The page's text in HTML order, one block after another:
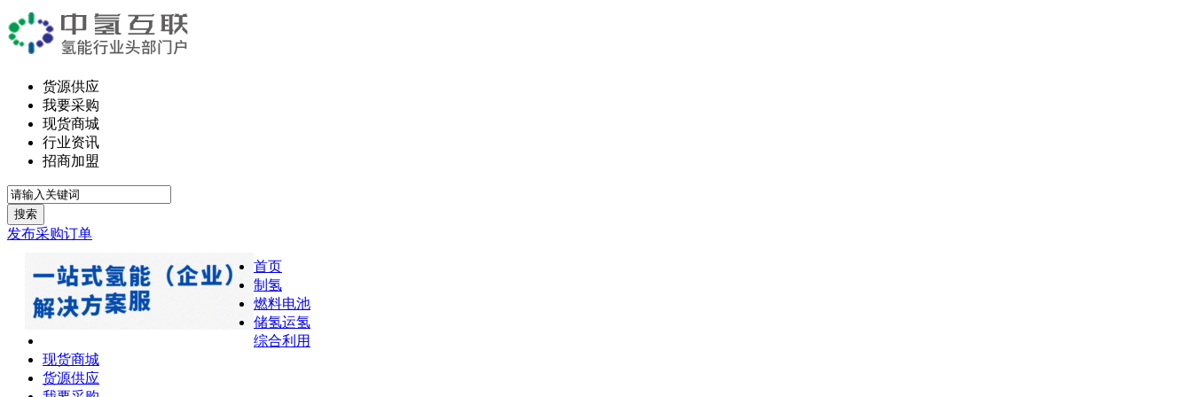
货源供应
我要采购
现货商城
行业资讯
招商加盟
搜索
发布采购订单
首页
制氢
燃料电池
储氢运氢
综合利用
现货商城
货源供应